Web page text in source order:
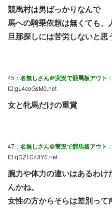
競馬村は男ばっかりなんで
馬への騎乗依頼は無くても、
旦那探しには苦労しないと思
45： 名無しさん＠実況で競馬板アウト
ID:gL4coGsM0.net
女と牝馬だけの重賞
47： 名無しさん＠実況で競馬板アウト
ID:qDZ1C48Y0.net
腕力や体力の違いはあるわ
んかね。
女性の方からそらは差別って